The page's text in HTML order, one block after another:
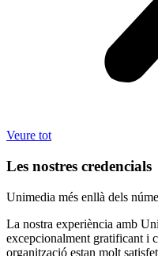
Veure tot
Les nostres credencials
Unimedia més enllà dels
La nostra experiència amb
excepcionalment gratificant i
organització estan molt